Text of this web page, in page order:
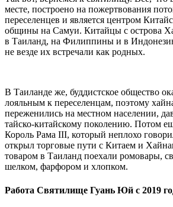
месте, построено на пожертвования
переселенцев и является центром
общины на Самуи. Китайцы с острова
в Таиланд, на Филиппины и в
не везде их встречали как родных.
В Таиланде же, буддистское общество
лояльным к переселенцам, поэтому
переженились на местном населении,
тайско-китайскому поколению. Потом
Король Рама III, который неплохо
открыл торговые пути с Китаем и
товаром в Таиланд поехали ромовары,
шелком, фарфором и хлопком.
Работа Святилище Гуань Юй с 2019